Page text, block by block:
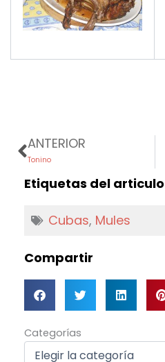
Prev
ANTERIOR
Tonino
Etiquetas del articulo
Cubas, Mules
Compartir
Categorías
Categorías